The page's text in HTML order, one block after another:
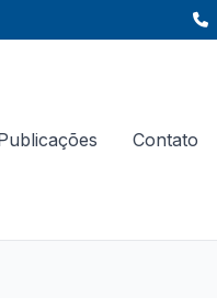
Contato